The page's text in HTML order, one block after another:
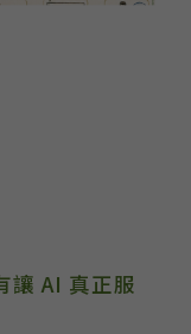
讓 AI 真正服